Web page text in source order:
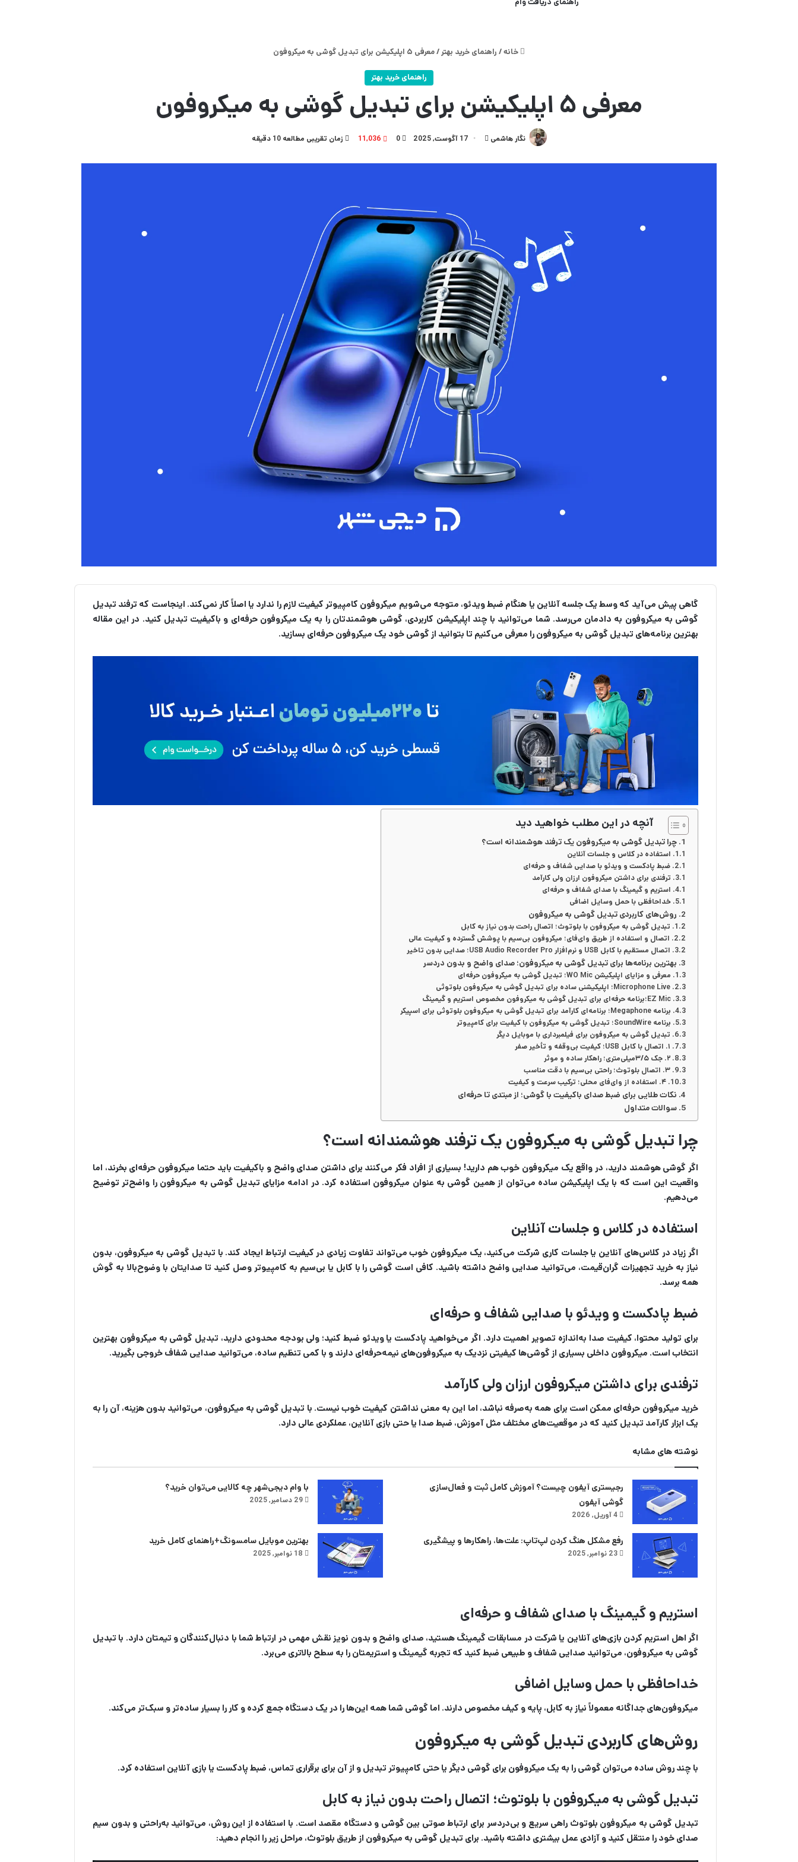
خانه/ راهنمای خرید بهتر/معرفی ۵ اپلیکیشن‌ برای تبدیل گوشی به میکروفون
راهنمای خرید بهتر
معرفی ۵ اپلیکیشن‌ برای تبدیل گوشی به میکروفون
نگار هاشمی
ارسال
ایمیل
17 آگوست, 2025 0
11,036 زمان تقریبی مطالعه 10 دقیقه
گاهی پیش می‌آید که وسط یک جلسه آنلاین یا هنگام ضبط ویدئو، متوجه می‌شویم میکروفون کامپیوتر کیفیت لازم را ندارد یا اصلاً کار نمی‌کند. اینجاست که ترفند تبدیل
گوشی به میکروفون به دادمان می‌رسد. شما می‌توانید با چند اپلیکیشن کاربردی، گوشی هوشمندتان را به یک میکروفون حرفه‌ای و باکیفیت تبدیل کنید. در این مقاله
بهترین برنامه‌های تبدیل گوشی به میکروفون را معرفی می‌کنیم تا بتوانید از گوشی خود یک میکروفون حرفه‌ای بسازید.
آنچه در این مطلب خواهید دید
چرا تبدیل گوشی به میکروفون یک ترفند هوشمندانه است؟
استفاده در کلاس و جلسات آنلاین
ضبط پادکست و ویدئو با صدایی شفاف و حرفه‌ای
ترفندی برای داشتن میکروفون ارزان ولی کارآمد
استریم و گیمینگ با صدای شفاف و حرفه‌ای
خداحافظی با حمل وسایل اضافی
روش‌های کاربردی تبدیل گوشی به میکروفون
تبدیل گوشی به میکروفون با بلوتوث؛ اتصال راحت بدون نیاز به کابل
اتصال و استفاده از طریق وای‌فای؛ میکروفون بی‌سیم با پوشش گسترده و کیفیت عالی
اتصال مستقیم با کابل USB و نرم‌افزار USB Audio Recorder Pro؛ صدایی بدون تاخیر
بهترین برنامه‌ها برای تبدیل گوشی به میکروفون؛ صدای واضح و بدون دردسر
معرفی و مزایای اپلیکیشن WO Mic؛ تبدیل گوشی به میکروفون حرفه‌ای
Microphone Live؛ اپلیکیشنی ساده برای تبدیل گوشی به میکروفون بلوتوثی
EZ Mic؛برنامه حرفه‌ای برای تبدیل گوشی به میکروفون مخصوص استریم و گیمینگ
برنامه Megaphone؛ برنامه‌ای کارآمد برای تبدیل گوشی به میکروفون بلوتوثی برای اسپیکر
برنامه SoundWire؛ تبدیل گوشی به میکروفون با کیفیت برای کامپیوتر
تبدیل گوشی به میکروفون برای فیلمبرداری با موبایل دیگر
۱. اتصال با کابل USB؛ کیفیت بی‌وقفه و تأخیر صفر
۲. جک ۳/۵میلی‌متری؛ راهکار ساده و موثر
۳. اتصال بلوتوث؛ راحتی بی‌سیم با دقت مناسب
۴. استفاده از وای‌فای محلی؛ ترکیب سرعت و کیفیت
نکات طلایی برای ضبط صدای باکیفیت با گوشی؛ از مبتدی تا حرفه‌ای
سوالات متداول
چرا تبدیل گوشی به میکروفون یک ترفند هوشمندانه است؟
اگر گوشی هوشمند دارید، در واقع یک میکروفون خوب هم دارید! بسیاری از افراد فکر می‌کنند برای داشتن صدای واضح و باکیفیت باید حتما میکروفون حرفه‌ای بخرند، اما
واقعیت این است که با یک اپلیکیشن ساده می‌توان از همین گوشی به عنوان میکروفون استفاده کرد. در ادامه مزایای تبدیل گوشی به میکروفون را واضح‌تر توضیح
می‌دهیم.
استفاده در کلاس و جلسات آنلاین
اگر زیاد در کلاس‌های آنلاین یا جلسات کاری شرکت می‌کنید، یک میکروفون خوب می‌تواند تفاوت زیادی در کیفیت ارتباط ایجاد کند. با تبدیل گوشی به میکروفون، بدون
نیاز به خرید تجهیزات گران‌قیمت، می‌توانید صدایی واضح داشته باشید. کافی است گوشی را با کابل یا بی‌سیم به کامپیوتر وصل کنید تا صدایتان با وضوح‌بالا به گوش
همه برسد.
ضبط پادکست و ویدئو با صدایی شفاف و حرفه‌ای
برای تولید محتوا، کیفیت صدا به‌اندازه تصویر اهمیت دارد. اگر می‌خواهید پادکست یا ویدئو ضبط کنید؛ ولی بودجه محدودی دارید، تبدیل گوشی به میکروفون بهترین
انتخاب است. میکروفون داخلی بسیاری از گوشی‌ها کیفیتی نزدیک به میکروفون‌های نیمه‌حرفه‌ای دارند و با کمی تنظیم ساده، می‌توانید صدایی شفاف خروجی بگیرید.
ترفندی برای داشتن میکروفون ارزان ولی کارآمد
خرید میکروفون حرفه‌ای ممکن است برای همه به‌صرفه نباشد، اما این به معنی نداشتن کیفیت خوب نیست. با تبدیل گوشی به میکروفون، می‌توانید بدون هزینه، آن را به
یک ابزار کارآمد تبدیل کنید که در موقعیت‌های مختلف مثل آموزش، ضبط صدا یا حتی بازی آنلاین، عملکردی عالی دارد.
نوشته های مشابه
رجیستری آیفون چیست؟ آموزش کامل ثبت و فعال‌سازی
گوشی آیفون
4 آوریل, 2026
با وام دیجی‌شهر چه کالایی می‌توان خرید؟‌
29 دسامبر, 2025
رفع مشکل هنگ کردن لپ‌تاپ: علت‌ها، راهکارها و پیشگیری
23 نوامبر, 2025
بهترین موبایل سامسونگ+راهنمای کامل خرید
18 نوامبر, 2025
استریم و گیمینگ با صدای شفاف و حرفه‌ای
اگر اهل استریم کردن بازی‌های آنلاین یا شرکت در مسابقات گیمینگ هستید، صدای واضح و بدون نویز نقش مهمی در ارتباط شما با دنبال‌کنندگان و تیمتان دارد. با تبدیل
گوشی به میکروفون، می‌توانید صدایی شفاف و طبیعی ضبط کنید که تجربه گیمینگ و استریمتان را به سطح بالاتری می‌برد.
خداحافظی با حمل وسایل اضافی
میکروفون‌های جداگانه معمولاً نیاز به کابل، پایه و کیف مخصوص دارند. اما گوشی شما همه این‌ها را در یک دستگاه جمع کرده و کار را بسیار ساده‌تر و سبک‌تر می‌کند.
روش‌های کاربردی تبدیل گوشی به میکروفون
با چند روش ساده می‌توان گوشی را به یک میکروفون برای گوشی دیگر یا حتی کامپیوتر تبدیل و از آن برای برقراری تماس، ضبط پادکست یا بازی آنلاین استفاده کرد.
تبدیل گوشی به میکروفون با بلوتوث؛ اتصال راحت بدون نیاز به کابل
تبدیل گوشی به میکروفون بلوتوث راهی سریع و بی‌دردسر برای ارتباط صوتی بین گوشی و دستگاه مقصد است. با استفاده از این روش، می‌توانید به‌راحتی و بدون سیم
صدای خود را منتقل کنید و آزادی عمل بیشتری داشته باشید. برای تبدیل گوشی به میکروفون از طریق بلوتوث، مراحل زیر را انجام دهید: